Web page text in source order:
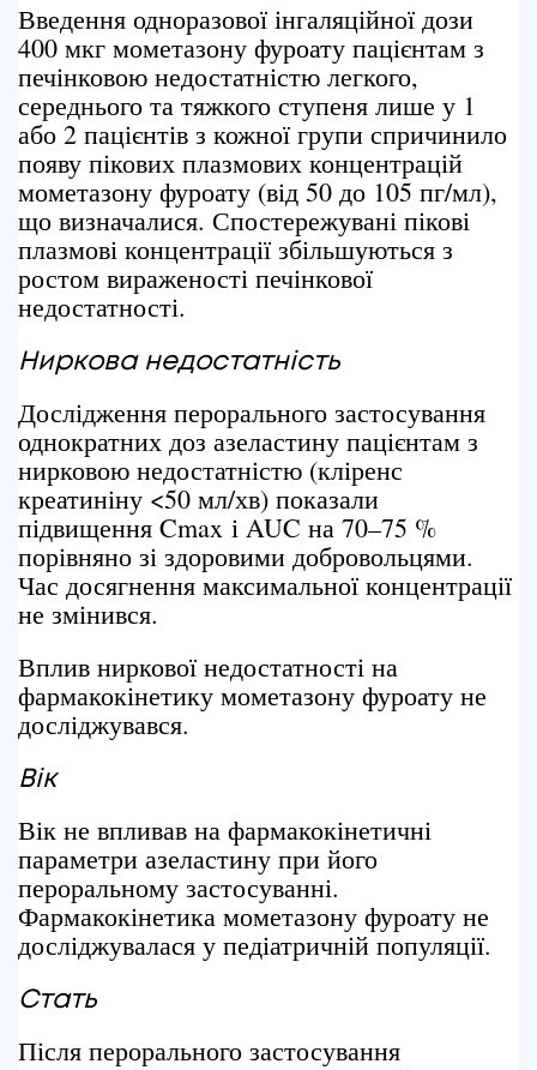
Введення одноразової інгаляційної дози
400 мкг мометазону фуроату пацієнтам з
печінковою недостатністю легкого,
середнього та тяжкого ступеня лише у 1
або 2 пацієнтів з кожної групи спричинило
появу пікових плазмових концентрацій
мометазону фуроату (від 50 до 105 пг/мл),
що визначалися. Спостережувані пікові
плазмові концентрації збільшуються з
ростом вираженості печінкової
недостатності.
Ниркованедостатність
Дослідження перорального застосування
однократних доз азеластину пацієнтам з
нирковою недостатністю (кліренс
креатиніну <50 мл/хв) показали
підвищення Cmax і AUC на 70–75 %
порівняно зі здоровими добровольцями.
Час досягнення максимальної концентрації
не змінився.
Вплив ниркової недостатності на
фармакокінетику мометазону фуроату не
досліджувався.
Вік
Вік не впливав на фармакокінетичні
параметри азеластину при його
пероральному застосуванні.
Фармакокінетика мометазону фуроату не
досліджувалася у педіатричній популяції.
Стать
Після перорального застосування